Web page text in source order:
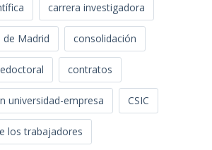
carrera investigadora
de Madrid consolidación
contratos
universidad-empresa CSIC
los trabajadores